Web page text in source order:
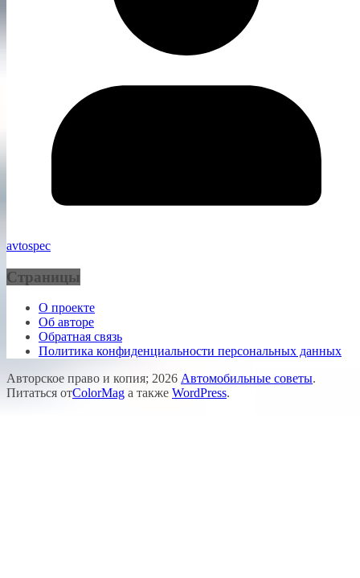
avtospec
Страницы
О проекте
Об авторе
Обратная связь
Политика конфиденциальности персональных данных
Авторское право и копия; 2026 Автомобильные советы.
Питаться отColorMag а также WordPress.